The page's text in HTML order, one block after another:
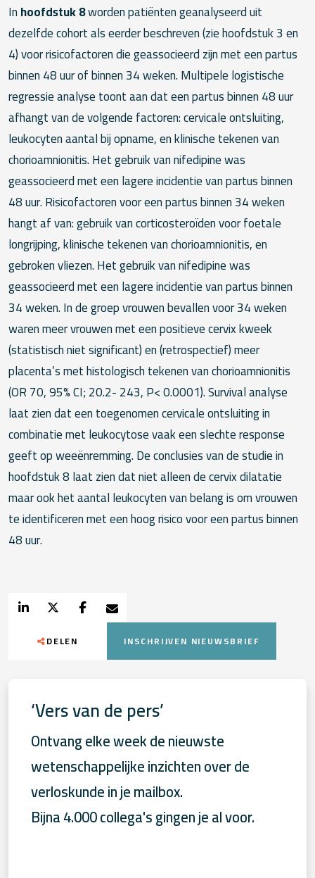
Inhoofdstuk 8worden patiënten geanalyseerd uit
dezelfde cohort als eerder beschreven (zie hoofdstuk 3 en
4) voor risicofactoren die geassocieerd zijn met een partus
binnen 48 uur of binnen 34 weken. Multipele logistische
regressie analyse toont aan dat een partus binnen 48 uur
afhangt van de volgende factoren: cervicale ontsluiting,
leukocyten aantal bij opname, en klinische tekenen van
chorioamnionitis. Het gebruik van nifedipine was
geassocieerd met een lagere incidentie van partus binnen
48 uur. Risicofactoren voor een partus binnen 34 weken
hangt af van: gebruik van corticosteroïden voor foetale
longrijping, klinische tekenen van chorioamnionitis, en
gebroken vliezen. Het gebruik van nifedipine was
geassocieerd met een lagere incidentie van partus binnen
34 weken. In de groep vrouwen bevallen voor 34 weken
waren meer vrouwen met een positieve cervix kweek
(statistisch niet significant) en (retrospectief) meer
placenta’s met histologisch tekenen van chorioamnionitis
(OR 70, 95% CI; 20.2- 243, P< 0.0001). Survival analyse
laat zien dat een toegenomen cervicale ontsluiting in
combinatie met leukocytose vaak een slechte response
geeft op weeënremming. De conclusies van de studie in
hoofdstuk 8 laat zien dat niet alleen de cervix dilatatie
maar ook het aantal leukocyten van belang is om vrouwen
te identificeren met een hoog risico voor een partus binnen
48 uur.
DELEN INSCHRIJVEN NIEUWSBRIEF
‘Vers van de pers’
Ontvang elke week de nieuwste
wetenschappelijke inzichten over de
verloskunde in je mailbox.
Bijna 4.000 collega's gingen je al voor.